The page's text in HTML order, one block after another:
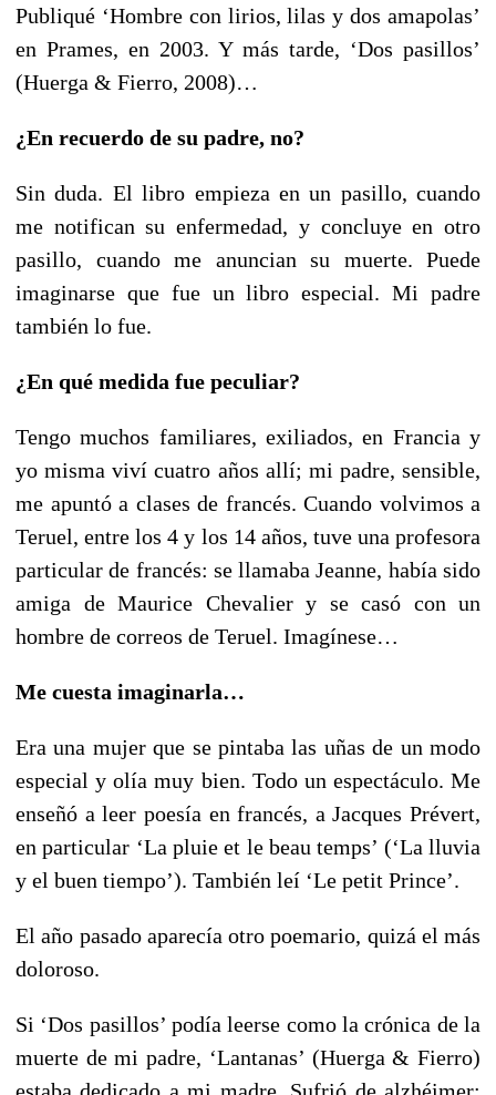
Publiqué ‘Hombre con lirios, lilas y dos amapolas’
en Prames, en 2003. Y más tarde, ‘Dos pasillos’
(Huerga & Fierro, 2008)…
¿En recuerdo de su padre, no?
Sin duda. El libro empieza en un pasillo, cuando
me notifican su enfermedad, y concluye en otro
pasillo, cuando me anuncian su muerte. Puede
imaginarse que fue un libro especial. Mi padre
también lo fue.
¿En qué medida fue peculiar?
Tengo muchos familiares, exiliados, en Francia y
yo misma viví cuatro años allí; mi padre, sensible,
me apuntó a clases de francés. Cuando volvimos a
Teruel, entre los 4 y los 14 años, tuve una profesora
particular de francés: se llamaba Jeanne, había sido
amiga de Maurice Chevalier y se casó con un
hombre de correos de Teruel. Imagínese…
Me cuesta imaginarla…
Era una mujer que se pintaba las uñas de un modo
especial y olía muy bien. Todo un espectáculo. Me
enseñó a leer poesía en francés, a Jacques Prévert,
en particular ‘La pluie et le beau temps’ (‘La lluvia
y el buen tiempo’). También leí ‘Le petit Prince’.
El año pasado aparecía otro poemario, quizá el más
doloroso.
Si ‘Dos pasillos’ podía leerse como la crónica de la
muerte de mi padre, ‘Lantanas’ (Huerga & Fierro)